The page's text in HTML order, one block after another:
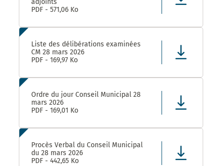
adjoints
PDF - 571,06 Ko
Liste des délibérations examinées
CM 28 mars 2026
PDF - 169,97 Ko
Ordre du jour Conseil Municipal 28
mars 2026
PDF - 169,01 Ko
Procès Verbal du Conseil Municipal
du 28 mars 2026
PDF - 442,65 Ko